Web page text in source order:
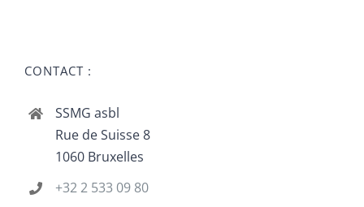
CONTACT :
SSMG asbl
Rue de Suisse 8
1060 Bruxelles
+32 2 533 09 80